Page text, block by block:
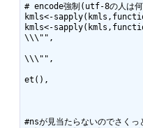
# encode強制(utf-8の人は何
kmls<-
kmls<-
\\\"",
\\\"",
et(),
#nsが見当たらないのでさくっ